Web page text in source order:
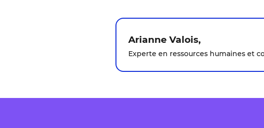
Arianne Valois,
Experte en ressources humaines et